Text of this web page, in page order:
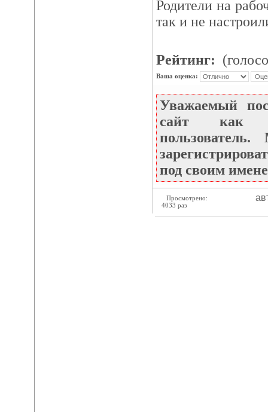
Родители на
так и не
Рейтинг:
Ваша оценка:
Уважаемый
сайт как
под своим
Просмотрено:
4033 раз